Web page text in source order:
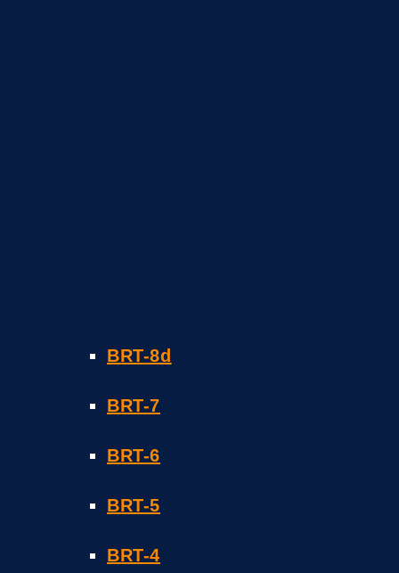
BRT-8d
BRT-7
BRT-6
BRT-5
BRT-4